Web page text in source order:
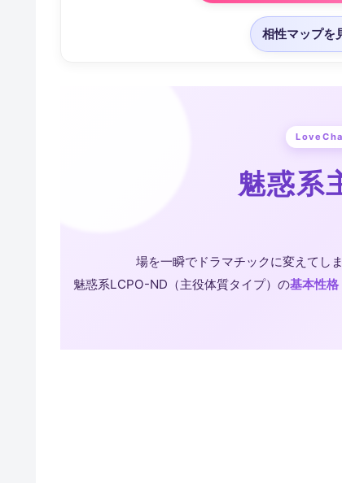
相性マップを
魅惑系
場を一瞬でドラマチックに変えてし
魅惑系LCPO-ND（主役体質タイプ）の基本性格